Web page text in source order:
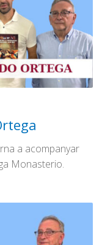
a acompanyar
Monasterio.